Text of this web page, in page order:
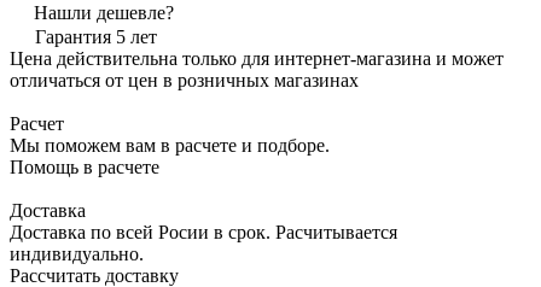
Нашли дешевле?
Гарантия 5 лет
Цена действительна только для интернет-магазина и может
отличаться от цен в розничных магазинах
Расчет
Мы поможем вам в расчете и подборе.
Помощь в расчете
Доставка
Доставка по всей Росии в срок. Расчитывается
индивидуально.
Рассчитать доставку